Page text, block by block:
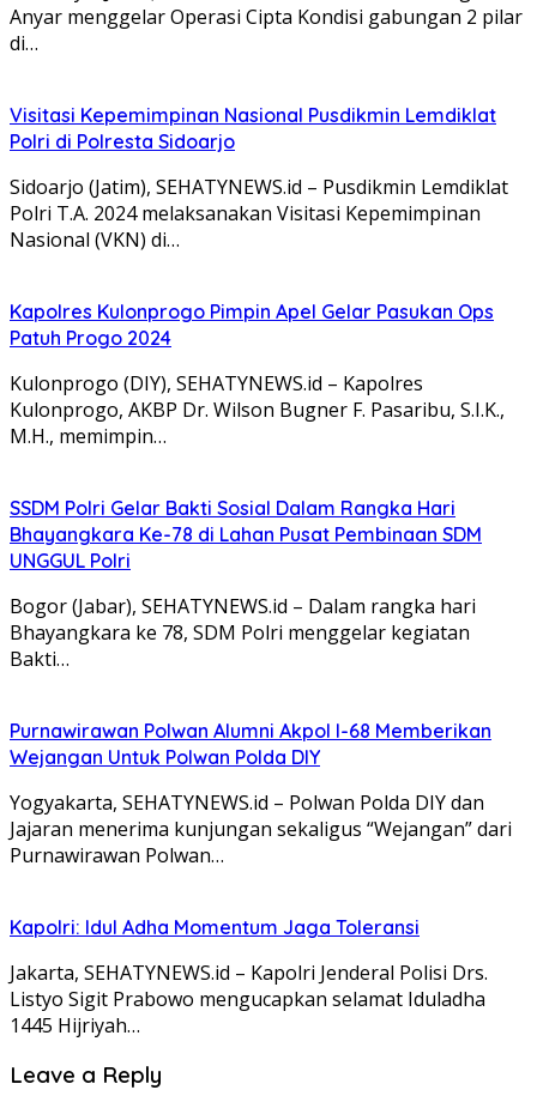
Anyar menggelar Operasi Cipta Kondisi gabungan 2 pilar
di…
Visitasi Kepemimpinan Nasional Pusdikmin Lemdiklat
Polri di Polresta Sidoarjo
Sidoarjo (Jatim), SEHATYNEWS.id – Pusdikmin Lemdiklat
Polri T.A. 2024 melaksanakan Visitasi Kepemimpinan
Nasional (VKN) di…
Kapolres Kulonprogo Pimpin Apel Gelar Pasukan Ops
Patuh Progo 2024
Kulonprogo (DIY), SEHATYNEWS.id – Kapolres
Kulonprogo, AKBP Dr. Wilson Bugner F. Pasaribu, S.I.K.,
M.H., memimpin…
SSDM Polri Gelar Bakti Sosial Dalam Rangka Hari
Bhayangkara Ke-78 di Lahan Pusat Pembinaan SDM
UNGGUL Polri
Bogor (Jabar), SEHATYNEWS.id – Dalam rangka hari
Bhayangkara ke 78, SDM Polri menggelar kegiatan
Bakti…
Purnawirawan Polwan Alumni Akpol I-68 Memberikan
Wejangan Untuk Polwan Polda DIY
Yogyakarta, SEHATYNEWS.id – Polwan Polda DIY dan
Jajaran menerima kunjungan sekaligus “Wejangan” dari
Purnawirawan Polwan…
Kapolri: Idul Adha Momentum Jaga Toleransi
Jakarta, SEHATYNEWS.id – Kapolri Jenderal Polisi Drs.
Listyo Sigit Prabowo mengucapkan selamat Iduladha
1445 Hijriyah…
Leave a Reply